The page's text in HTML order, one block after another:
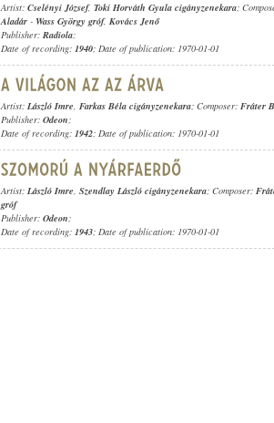
Artist: Cselényi József, Toki Horváth Gyula cigányzenekara;
Aladár - Wass György gróf, Kovács Jenő
Publisher: Radiola;
Date of recording: 1940; Date of publication: 1970-01-01
Artist: László Imre, Farkas Béla cigányzenekara; Composer: Fráter
Publisher: Odeon;
Date of recording: 1942; Date of publication: 1970-01-01
Artist: László Imre, Szendlay László cigányzenekara; Composer:
gróf
Publisher: Odeon;
Date of recording: 1943; Date of publication: 1970-01-01